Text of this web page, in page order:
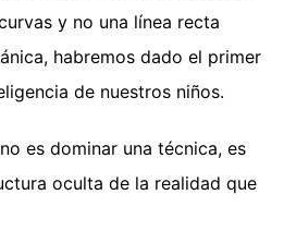
y no una línea recta
habremos dado el primer
de nuestros niños.
es dominar una técnica, es
oculta de la realidad que